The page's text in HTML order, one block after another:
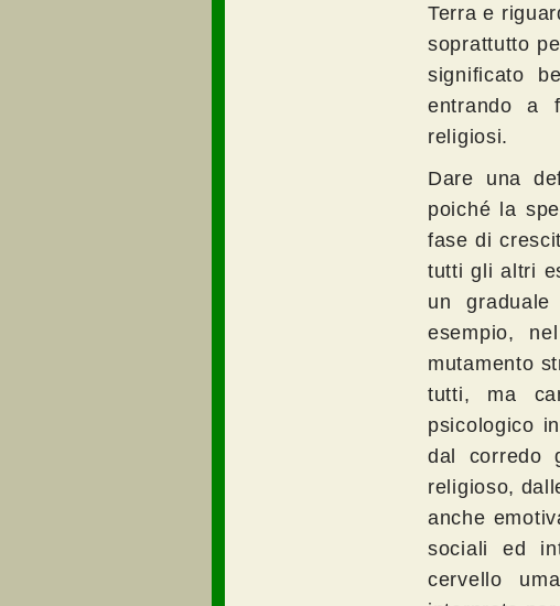
Terra e
soprattutto
significato
entrando a
religiosi.
Dare una
poiché la
fase di
tutti gli altri
un
esempio,
mutamento
tutti, ma
psicologico
dal corredo
religioso,
anche
sociali ed
cervello